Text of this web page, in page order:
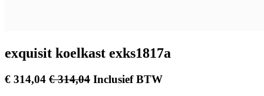
exquisit koelkast exks1817a
€ 314,04 €314,04 Inclusief BTW